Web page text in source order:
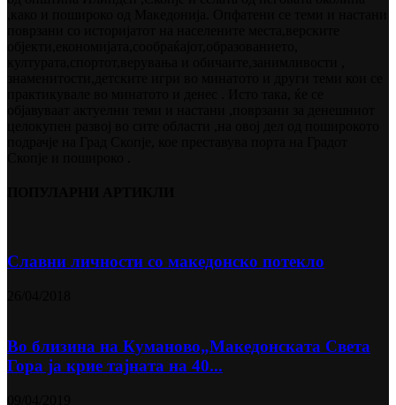
Славни личности со македонско потекло
Во близина на Кумановo„Македонската Света
Гора ја крие тајната на 40...